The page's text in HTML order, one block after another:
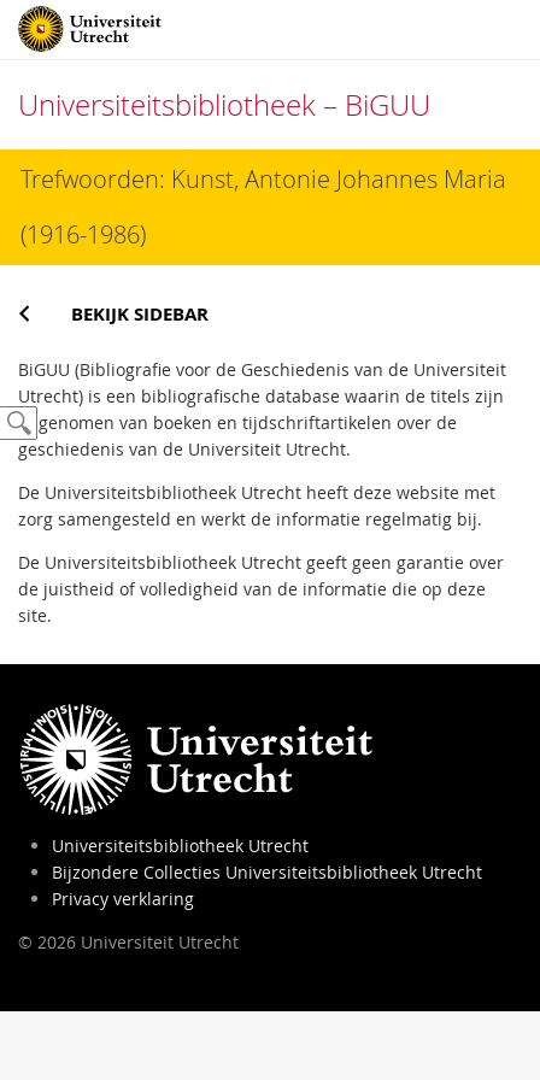
Universiteitsbibliotheek – BiGUU
naar
inhoud
Trefwoorden: Kunst, Antonie Johannes Maria
(1916-1986)
BEKIJK SIDEBAR
BiGUU (Bibliografie voor de Geschiedenis van de Universiteit
Utrecht) is een bibliografische database waarin de titels zijn
opgenomen van boeken en tijdschriftartikelen over de
geschiedenis van de Universiteit Utrecht.
De Universiteitsbibliotheek Utrecht heeft deze website met
zorg samengesteld en werkt de informatie regelmatig bij.
De Universiteitsbibliotheek Utrecht geeft geen garantie over
de juistheid of volledigheid van de informatie die op deze
site.
Universiteitsbibliotheek Utrecht
Bijzondere Collecties Universiteitsbibliotheek Utrecht
Privacy verklaring
© 2026 Universiteit Utrecht